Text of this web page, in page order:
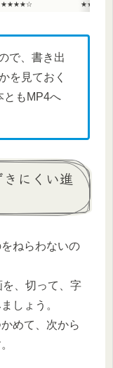
★★★★☆ ★★★☆☆
で、書き出
を見ておく
ともMP4へ
にくい進
ねらわないの
、切って、字
しょう。
めて、次から